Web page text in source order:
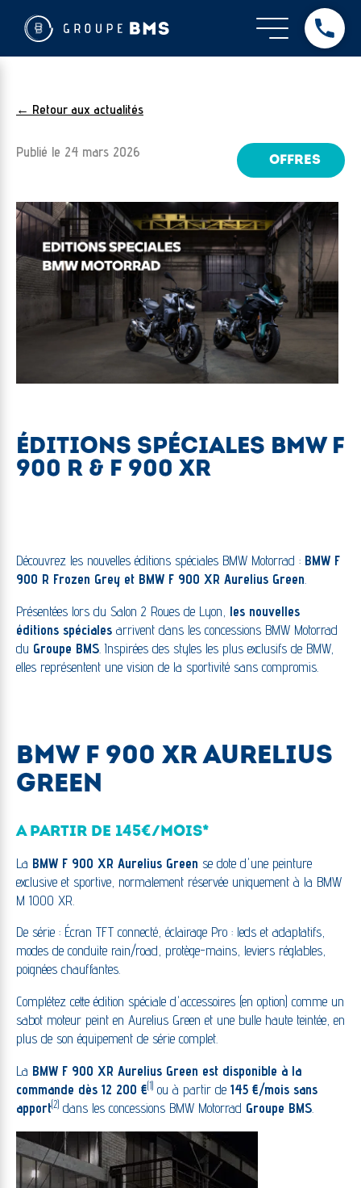
← Retour aux actualités
Publié le 24 mars 2026
OFFRES
ÉDITIONS SPÉCIALES BMW F
900 R & F 900 XR
Découvrez les nouvelles éditions spéciales BMW Motorrad : BMW F
900 R Frozen Grey et BMW F 900 XR Aurelius Green.
Présentées lors du Salon 2 Roues de Lyon, les nouvelles
éditions spéciales arrivent dans les concessions BMW Motorrad
du Groupe BMS . Inspirées des styles les plus exclusifs de BMW,
elles représentent une vision de la sportivité sans compromis.
BMW F 900 XR AURELIUS
GREEN
A PARTIR DE 145€/MOIS*
La BMW F 900 XR Aurelius Green se dote d'une peinture
exclusive et sportive, normalement réservée uniquement à la BMW
M 1000 XR.
De série : Écran TFT connecté, éclairage Pro : leds et adaptatifs,
modes de conduite rain/road, protège-mains, leviers réglables,
poignées chauffantes.
Complétez cette édition spéciale d'accessoires (en option) comme un
sabot moteur peint en Aurelius Green et une bulle haute teintée, en
plus de son équipement de série complet.
La BMW F 900 XR Aurelius Green est disponible à la
commande dès 12 200 €(1) ou à partir de 145 €/mois sans
apport(2) dans les concessions BMW Motorrad Groupe BMS